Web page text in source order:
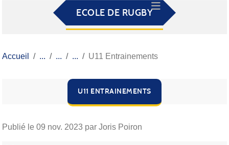
ECOLE DE RUGBY
Accueil U11 Entrainements
U11 ENTRAINEMENTS
Publié le 09 nov. 2023 par Joris Poiron